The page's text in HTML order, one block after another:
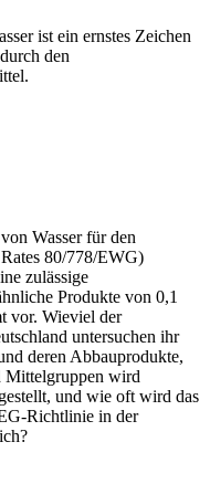
ist ein ernstes Zeichen
den
Wasser für den
80/778/EWG)
zulässige
Produkte von 0,1
vor. Wieviel der
untersuchen ihr
deren Abbauprodukte,
Mittelgruppen wird
und wie oft wird das
Richtlinie in der